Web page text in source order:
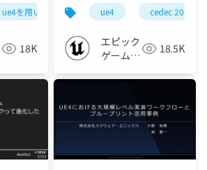
ue4を用いたtps制作事例 edf:ir 2019 ue-
18K
of UE4 build pipeline
and
maintenance【CEDEC
2019】
ue4 cedec 2019
エピック
ゲームズ
18.5K